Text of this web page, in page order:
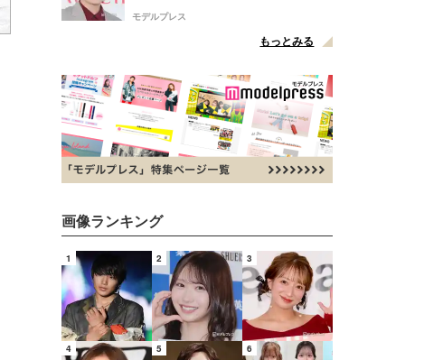
点変更のため
モデルプレス
もっとみる
画像ランキング
1 2 3
4 5 6